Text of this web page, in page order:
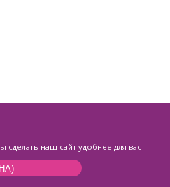
сделать наш сайт удобнее для вас